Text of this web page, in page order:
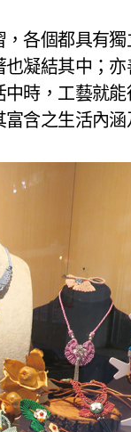
各個都具有
凝結其中；
時，工藝就
含之生活內涵